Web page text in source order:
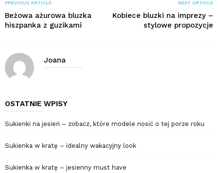
PREVIOUS ARTICLE
Beżowa ażurowa bluzka
hiszpanka z guzikami
NEXT ARTICLE
Kobiece bluzki na imprezy –
stylowe propozycje
Joana
OSTATNIE WPISY
Sukienki na jesień – zobacz, które modele nosić o tej porze roku
Sukienka w kratę – idealny wakacyjny look
Sukienka w kratę – jesienny must have